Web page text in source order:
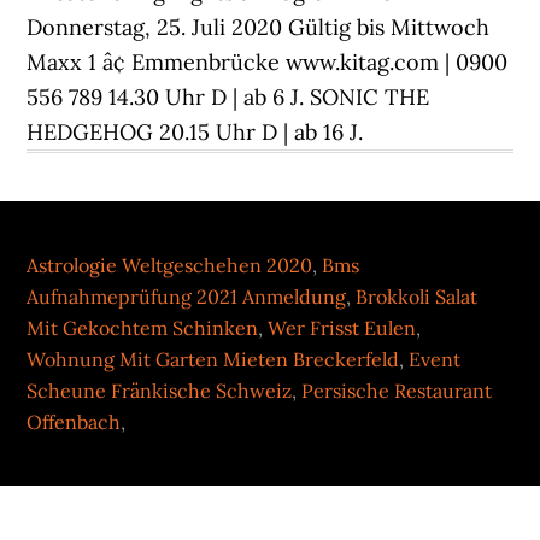
Donnerstag, 25. Juli 2020 Gültig bis Mittwoch
Maxx 1 â¢ Emmenbrücke www.kitag.com | 0900
556 789 14.30 Uhr D | ab 6 J. SONIC THE
HEDGEHOG 20.15 Uhr D | ab 16 J.
Astrologie Weltgeschehen 2020, Bms
Aufnahmeprüfung 2021 Anmeldung, Brokkoli Salat
Mit Gekochtem Schinken,Wer Frisst Eulen,
Wohnung Mit Garten Mieten Breckerfeld, Event
Scheune Fränkische Schweiz, Persische Restaurant
Offenbach,